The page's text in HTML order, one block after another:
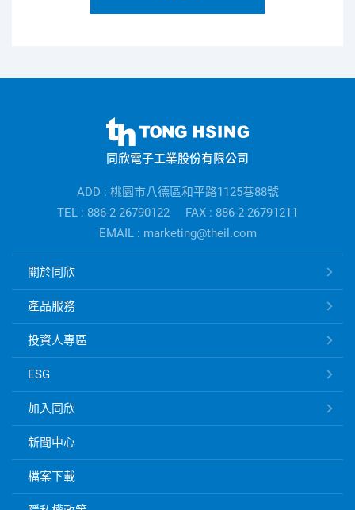
訊
同欣電子工業股份有限公司
ADD : 桃園市八德區和平路1125巷88號
TEL : 886-2-26790122
FAX : 886-2-26791211
EMAIL : marketing@theil.com
子
速
結
關於同欣
產品服務
投資人專區
ESG
加入同欣
新聞中心
檔案下載